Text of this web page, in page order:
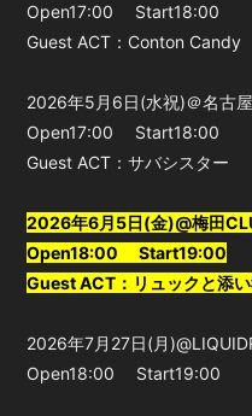
Open17:00 Start18:00
Guest ACT：Conton Candy
2026年5月6日(水祝)＠名古
Open17:00 Start18:00
Guest ACT：サバシスター
2026年6月5日(金)@梅田
Open18:00 Start19:00
Guest ACT：リュックと添
2026年7月27日(月
Open18:00 Start19:00